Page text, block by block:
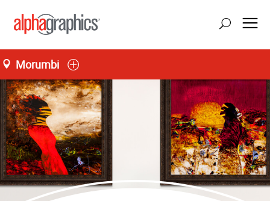
Morumbi